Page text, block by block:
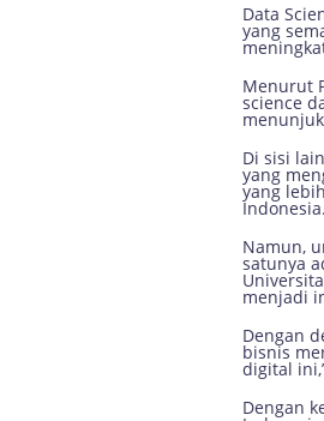
Data
yang
Menurut
science
Di sisi
yang
yang
Indonesia.
Namun,
satunya
menjadi
Dengan
bisnis
digital
Dengan